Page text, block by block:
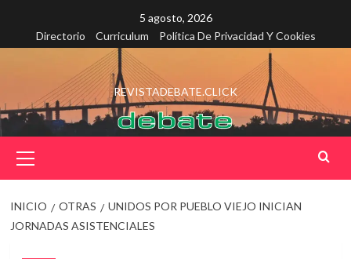
contenido
5 agosto, 2026
Directorio
Curriculum Política De Privacidad Y Cookies
REVISTADEBATE.CLICK
principal
INICIO OTRAS
UNIDOS POR PUEBLO VIEJO INICIAN
JORNADAS ASISTENCIALES